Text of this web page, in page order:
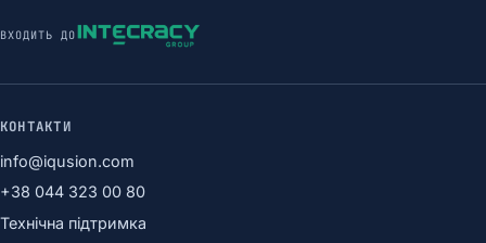
ВХОДИТЬ ДО
КОНТАКТИ
info@iqusion.com
+38 044 323 00 80
Технічна підтримка